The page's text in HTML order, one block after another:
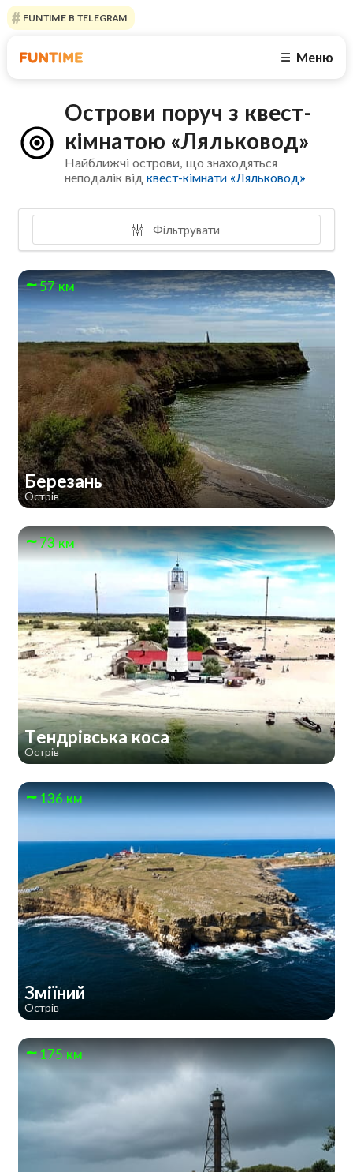
FUNTIME В TELEGRAM
☰ Меню
Острови поруч з квест-
кімнатою «Ляльковод»
Найближчі острови, що знаходяться
неподалік відквест-кімнати «Ляльковод»
Фільтрувати
57 км
Березань
Острів
73 км
Тендрівська коса
Острів
136 км
Зміїний
Острів
175 км